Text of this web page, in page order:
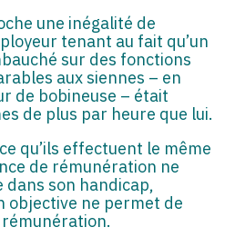
une inégalité de
tenant au fait qu’un
sur des fonctions
aux siennes – en
de bobineuse – était
de plus par heure que lui.
qu’ils effectuent le même
de rémunération ne
dans son handicap,
objective ne permet de